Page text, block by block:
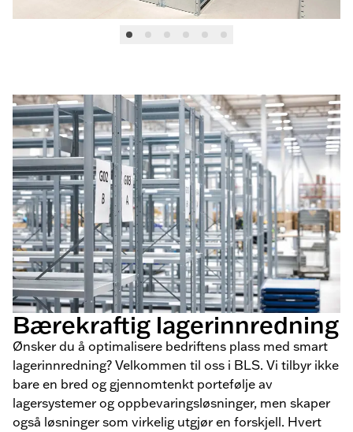
Bærekraftig lagerinnredning
Ønsker du å optimalisere bedriftens plass med smart
lagerinnredning? Velkommen til oss i BLS. Vi tilbyr ikke
bare en bred og gjennomtenkt portefølje av
lagersystemer og oppbevaringsløsninger, men skaper
også løsninger som virkelig utgjør en forskjell. Hvert